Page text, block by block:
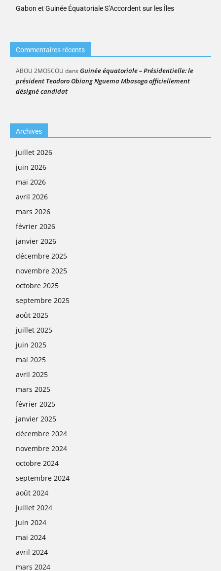
Gabon et Guinée Équatoriale S’Accordent sur les Îles
Commentaires récents
ABOU 2MOSCOU dans Guinée équatoriale – Présidentielle: le
président Teodoro Obiang Nguema Mbasogo officiellement
désigné candidat
Archives
juillet 2026
juin 2026
mai 2026
avril 2026
mars 2026
février 2026
janvier 2026
décembre 2025
novembre 2025
octobre 2025
septembre 2025
août 2025
juillet 2025
juin 2025
mai 2025
avril 2025
mars 2025
février 2025
janvier 2025
décembre 2024
novembre 2024
octobre 2024
septembre 2024
août 2024
juillet 2024
juin 2024
mai 2024
avril 2024
mars 2024